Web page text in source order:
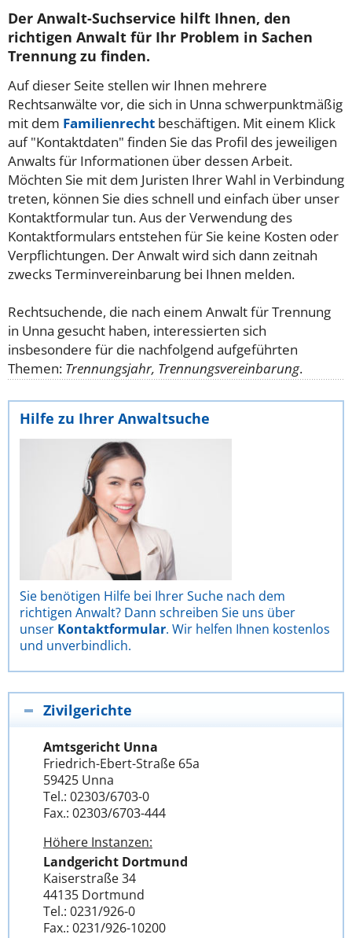
Der Anwalt-Suchservice hilft Ihnen, den
richtigen Anwalt für Ihr Problem in Sachen
Trennung zu finden.
Auf dieser Seite stellen wir Ihnen mehrere
Rechtsanwälte vor, die sich in Unna schwerpunktmäßig
mit dem Familienrecht beschäftigen. Mit einem Klick
auf "Kontaktdaten" finden Sie das Profil des jeweiligen
Anwalts für Informationen über dessen Arbeit.
Möchten Sie mit dem Juristen Ihrer Wahl in Verbindung
treten, können Sie dies schnell und einfach über unser
Kontaktformular tun. Aus der Verwendung des
Kontaktformulars entstehen für Sie keine Kosten oder
Verpflichtungen. Der Anwalt wird sich dann zeitnah
zwecks Terminvereinbarung bei Ihnen melden.
Rechtsuchende, die nach einem Anwalt für Trennung
in Unna gesucht haben, interessierten sich
insbesondere für die nachfolgend aufgeführten
Themen: Trennungsjahr, Trennungsvereinbarung.
Hilfe zu Ihrer Anwaltsuche
Sie benötigen Hilfe bei Ihrer Suche nach dem
richtigen Anwalt? Dann schreiben Sie uns über
unser Kontaktformular. Wir helfen Ihnen kostenlos
und unverbindlich.
Zivilgerichte
Amtsgericht Unna
Friedrich-Ebert-Straße 65a
59425 Unna
Tel.: 02303/6703-0
Fax.: 02303/6703-444
Höhere Instanzen:
Landgericht Dortmund
Kaiserstraße 34
44135 Dortmund
Tel.: 0231/926-0
Fax.: 0231/926-10200